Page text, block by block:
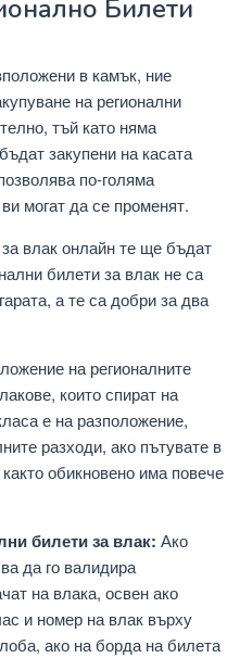
Билети
в камък, ние
на регионални
тъй като няма
закупени на касата
по-голяма
могат да се променят.
влак онлайн те ще бъдат
билети за влак не са
а те са добри за два
на регионалните
които спират на
е на разположение,
разходи, ако пътувате в
обикновено има повече
билети за влак: Ако
да го валидира
на влака, освен ако
и номер на влак върху
ако на борда на билета